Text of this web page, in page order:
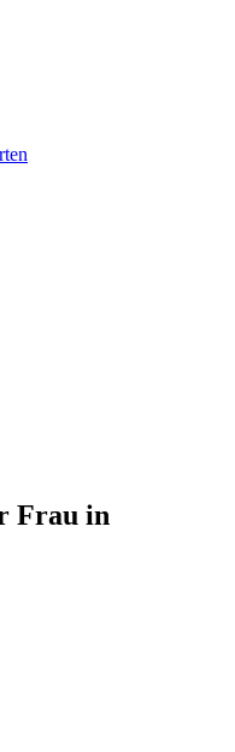
Frau in